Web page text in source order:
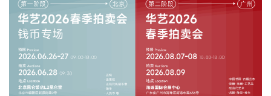
网络拍卖
服务指南
新闻中心